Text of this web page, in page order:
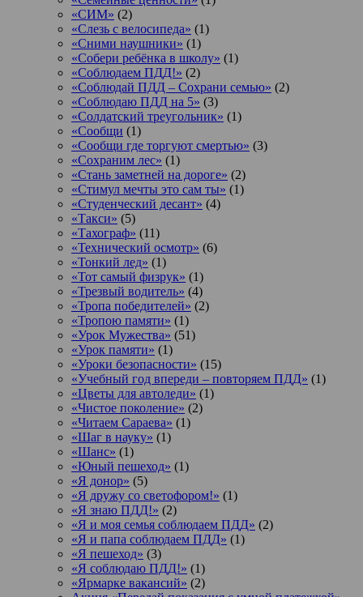
«СИМ» (2)
«Слезь с велосипеда» (1)
«Сними наушники» (1)
«Собери ребёнка в школу» (1)
«Соблюдаем ПДД!» (2)
«Соблюдай ПДД – Сохрани семью» (2)
«Соблюдаю ПДД на 5» (3)
«Солдатский треугольник» (1)
«Сообщи (1)
«Сообщи где торгуют смертью» (3)
«Сохраним лес» (1)
«Стань заметней на дороге» (2)
«Стимул мечты это сам ты» (1)
«Студенческий десант» (4)
«Такси» (5)
«Тахограф» (11)
«Технический осмотр» (6)
«Тонкий лед» (1)
«Тот самый физрук» (1)
«Трезвый водитель» (4)
«Тропа победителей» (2)
«Тропою памяти» (1)
«Урок Мужества» (51)
«Урок памяти» (1)
«Уроки безопасности» (15)
«Учебный год впереди – повторяем ПДД» (1)
«Цветы для автоледи» (1)
«Чистое поколение» (2)
«Читаем Сараева» (1)
«Шаг в науку» (1)
«Шанс» (1)
«Юный пешеход» (1)
«Я донор» (5)
«Я дружу со светофором!» (1)
«Я знаю ПДД!» (2)
«Я и моя семья соблюдаем ПДД» (2)
«Я и папа соблюдаем ПДД» (1)
«Я пешеход» (3)
«Я соблюдаю ПДД!» (1)
«Ярмарке вакансий» (2)